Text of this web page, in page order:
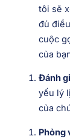
tôi sẽ
đủ
cuộc
của
Đánh
yếu lý
của
Phỏng